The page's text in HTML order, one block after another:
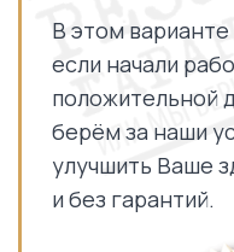
В этом
если начали
положительной
берём за наши
улучшить Ваше
и без гарантий.